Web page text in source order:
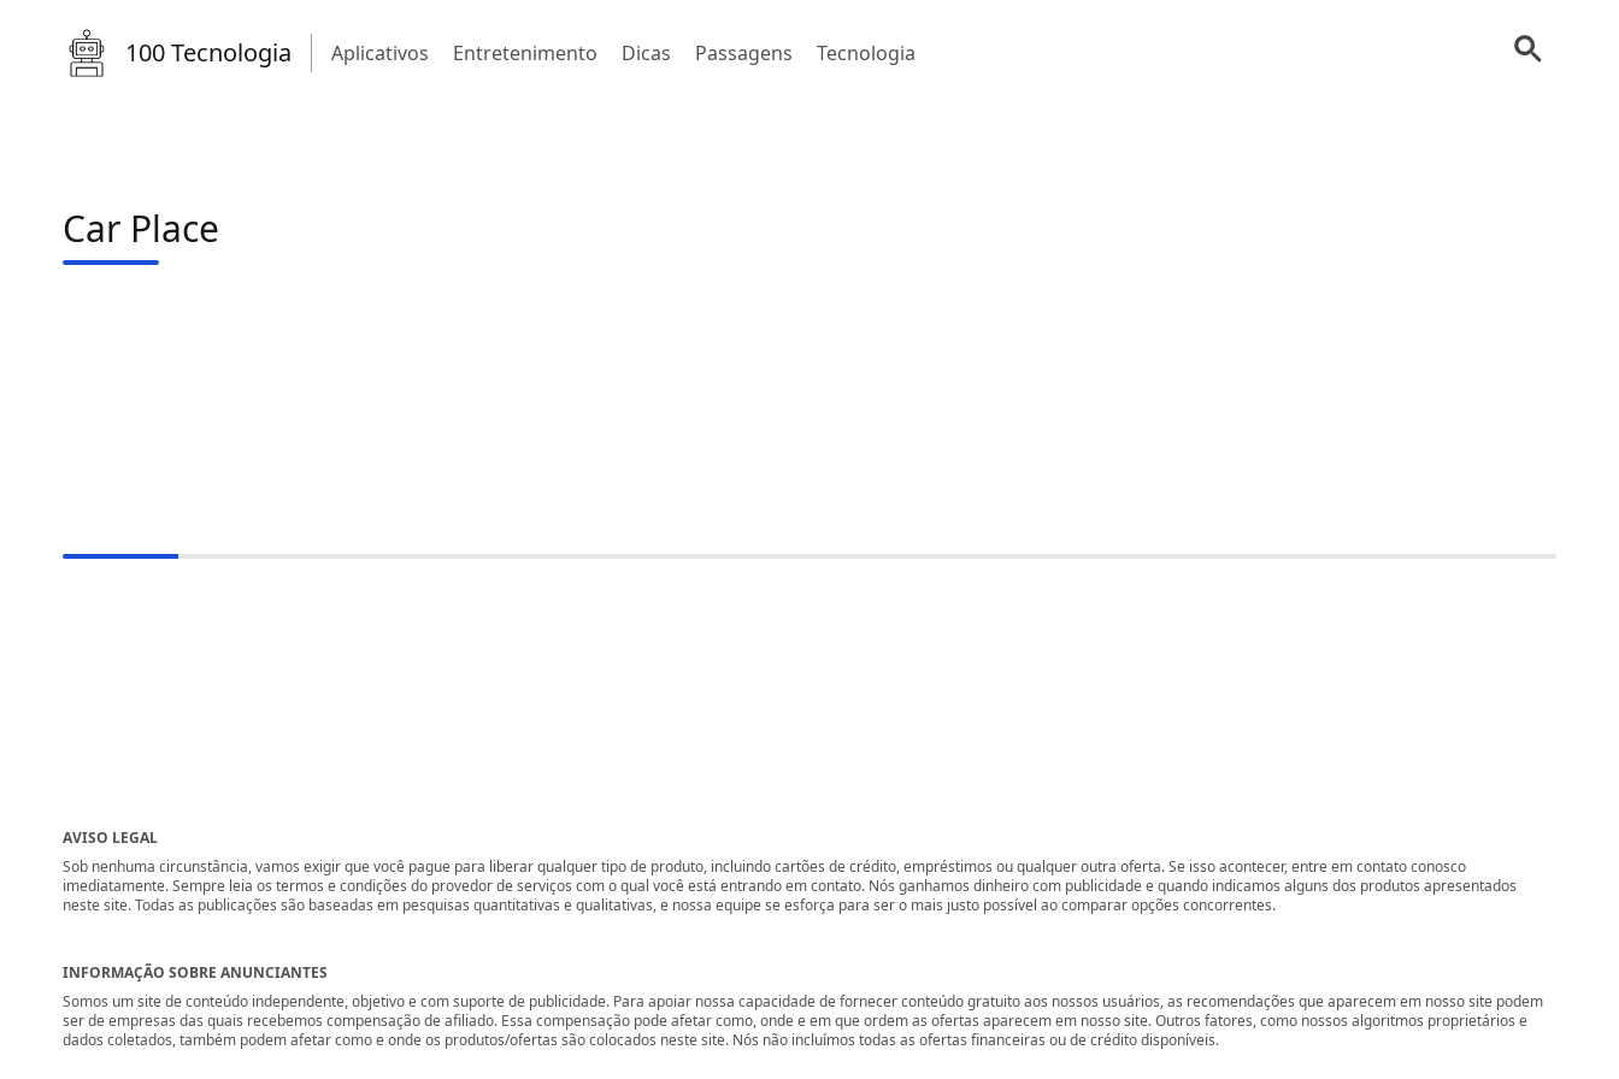
100 Tecnologia Aplicativos Entretenimento Dicas Passagens Tecnologia
Car Place
AVISO LEGAL
Sob nenhuma circunstância, vamos exigir que você pague para liberar qualquer tipo de produto, incluindo cartões de crédito, empréstimos ou qualquer outra oferta. Se isso acontecer, entre em contato conosco
imediatamente. Sempre leia os termos e condições do provedor de serviços com o qual você está entrando em contato. Nós ganhamos dinheiro com publicidade e quando indicamos alguns dos produtos apresentados
neste site. Todas as publicações são baseadas em pesquisas quantitativas e qualitativas, e nossa equipe se esforça para ser o mais justo possível ao comparar opções concorrentes.
INFORMAÇÃO SOBRE ANUNCIANTES
Somos um site de conteúdo independente, objetivo e com suporte de publicidade. Para apoiar nossa capacidade de fornecer conteúdo gratuito aos nossos usuários, as recomendações que aparecem em nosso site podem
ser de empresas das quais recebemos compensação de afiliado. Essa compensação pode afetar como, onde e em que ordem as ofertas aparecem em nosso site. Outros fatores, como nossos algoritmos proprietários e
dados coletados, também podem afetar como e onde os produtos/ofertas são colocados neste site. Nós não incluímos todas as ofertas financeiras ou de crédito disponíveis.